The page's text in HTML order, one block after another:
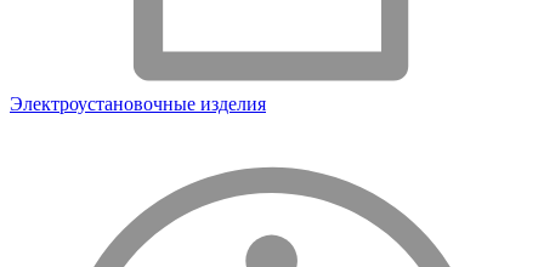
Электроустановочные изделия